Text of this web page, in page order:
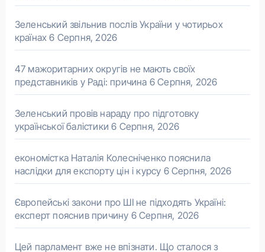
Зеленський звільнив послів України у чотирьох
країнах 6 Серпня, 2026
47 мажоритарних округів не мають своїх
представників у Раді: причина 6 Серпня, 2026
Зеленський провів нараду про підготовку
української балістики 6 Серпня, 2026
економістка Наталія Колесніченко пояснила
наслідки для експорту цін і курсу 6 Серпня, 2026
Європейські закони про ШІ не підходять Україні:
експерт пояснив причину 6 Серпня, 2026
Цей парламент вже не впізнати. Що сталося з